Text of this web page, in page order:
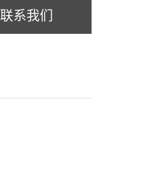
联系我们